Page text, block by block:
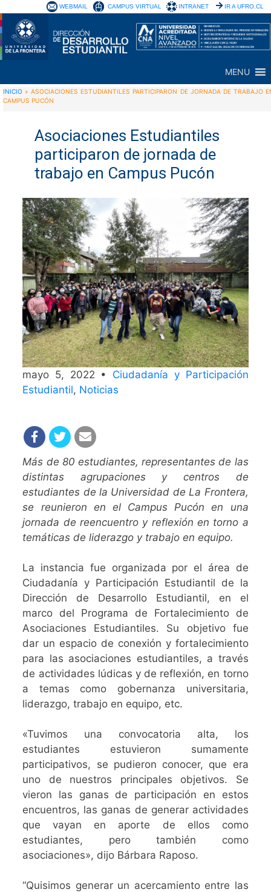
WEBMAIL CAMPUS VIRTUAL INTRANET IR A UFRO.CL
MENU
INICIO »ASOCIACIONES ESTUDIANTILES PARTICIPARON DE JORNADA DE TRABAJO
CAMPUS PUCÓN
Asociaciones Estudiantiles
participaron de jornada de
trabajo en Campus Pucón
mayo 5, 2022 • Ciudadanía y Participación
Estudiantil, Noticias
Más de 80 estudiantes, representantes de las
distintas agrupaciones y centros de
estudiantes de la Universidad de La Frontera,
se reunieron en el Campus Pucón en una
jornada de reencuentro y reflexión en torno a
temáticas de liderazgo y trabajo en equipo.
La instancia fue organizada por el área de
Ciudadanía y Participación Estudiantil de la
Dirección de Desarrollo Estudiantil, en el
marco del Programa de Fortalecimiento de
Asociaciones Estudiantiles. Su objetivo fue
dar un espacio de conexión y fortalecimiento
para las asociaciones estudiantiles, a través
de actividades lúdicas y de reflexión, en torno
a temas como gobernanza universitaria,
liderazgo, trabajo en equipo, etc.
«Tuvimos una convocatoria alta, los
estudiantes estuvieron sumamente
participativos, se pudieron conocer, que era
uno de nuestros principales objetivos. Se
vieron las ganas de participación en estos
encuentros, las ganas de generar actividades
que vayan en aporte de ellos como
estudiantes, pero también como
asociaciones», dijo Bárbara Raposo.
“Quisimos generar un acercamiento entre las